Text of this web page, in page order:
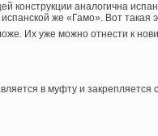
конструкции аналогична
же «Гамо». Вот такая
Их уже можно отнести к
в муфту и